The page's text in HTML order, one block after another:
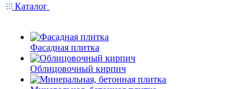
Каталог
Фасадная плитка
Облицовочный кирпич